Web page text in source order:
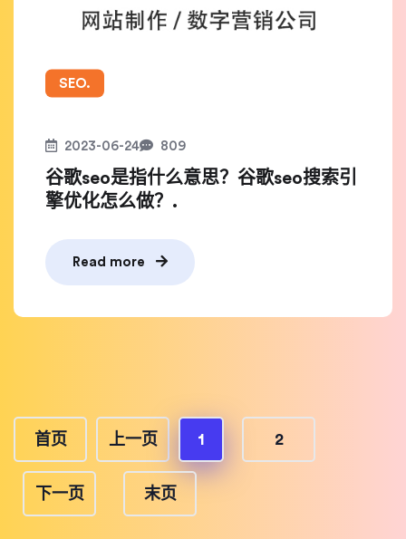
SEO.
2023-06-24 809
谷歌seo是指什么意思？谷歌seo搜索引
擎优化怎么做？.
Read more
首页 上一页 1 2
下一页 末页